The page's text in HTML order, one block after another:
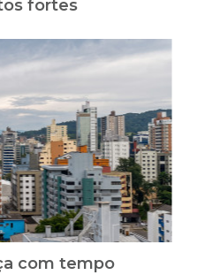
fortes
com tempo